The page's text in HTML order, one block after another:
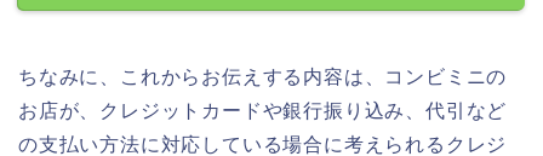
ちなみに、これからお伝えする内容は、コンビミニの
お店が、クレジットカードや銀行振り込み、代引など
の支払い方法に対応している場合に考えられるクレジ